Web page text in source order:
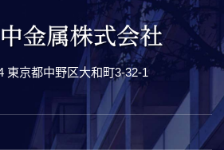
東京都中野区大和町3-32-1